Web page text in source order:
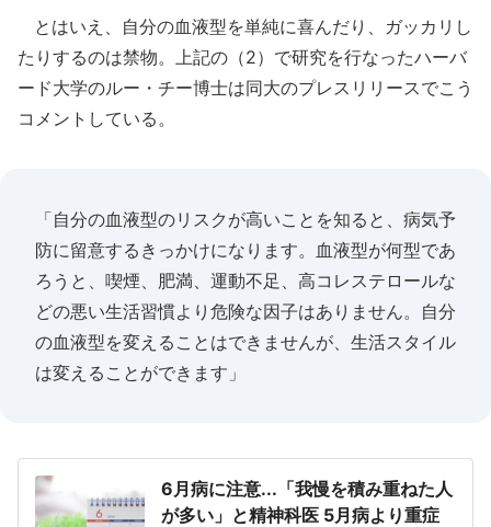
とはいえ、自分の血液型を単純に喜んだり、ガッカリし
たりするのは禁物。上記の（2）で研究を行なったハーバ
ード大学のルー・チー博士は同大のプレスリリースでこう
コメントしている。
「自分の血液型のリスクが高いことを知ると、病気予
防に留意するきっかけになります。血液型が何型であ
ろうと、喫煙、肥満、運動不足、高コレステロールな
どの悪い生活習慣より危険な因子はありません。自分
の血液型を変えることはできませんが、生活スタイル
は変えることができます」
6月病に注意...「我慢を積み重ねた人
が多い」と精神科医 5月病より重症